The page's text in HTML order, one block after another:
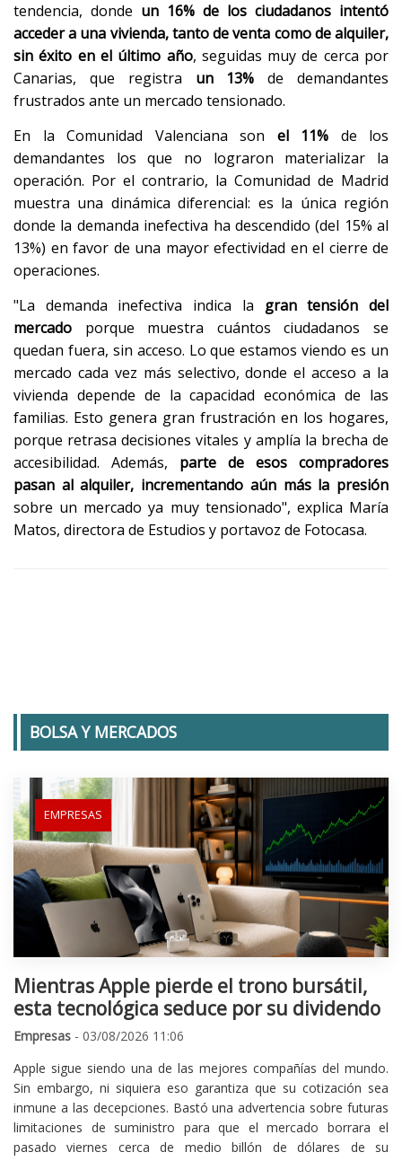
tendencia, donde un 16% de los ciudadanos intentó
acceder a una vivienda, tanto de venta como de alquiler,
sin éxito en el último año, seguidas muy de cerca por
Canarias, que registra un 13% de demandantes
frustrados ante un mercado tensionado.
En la Comunidad Valenciana son el 11% de los
demandantes los que no lograron materializar la
operación. Por el contrario, la Comunidad de Madrid
muestra una dinámica diferencial: es la única región
donde la demanda inefectiva ha descendido (del 15% al
13%) en favor de una mayor efectividad en el cierre de
operaciones.
"La demanda inefectiva indica la gran tensión del
mercado porque muestra cuántos ciudadanos se
quedan fuera, sin acceso. Lo que estamos viendo es un
mercado cada vez más selectivo, donde el acceso a la
vivienda depende de la capacidad económica de las
familias. Esto genera gran frustración en los hogares,
porque retrasa decisiones vitales y amplía la brecha de
accesibilidad. Además, parte de esos compradores
pasan al alquiler, incrementando aún más la presión
sobre un mercado ya muy tensionado", explica María
Matos, directora de Estudios y portavoz de Fotocasa.
BOLSA Y MERCADOS
EMPRESAS
Mientras Apple pierde el trono bursátil,
esta tecnológica seduce por su dividendo
Empresas - 03/08/2026 11:06
Apple sigue siendo una de las mejores compañías del mundo.
Sin embargo, ni siquiera eso garantiza que su cotización sea
inmune a las decepciones. Bastó una advertencia sobre futuras
limitaciones de suministro para que el mercado borrara el
pasado viernes cerca de medio billón de dólares de su